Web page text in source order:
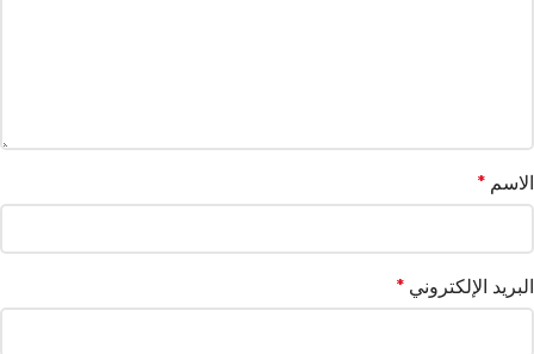
الاسم *
البريد الإلكتروني *